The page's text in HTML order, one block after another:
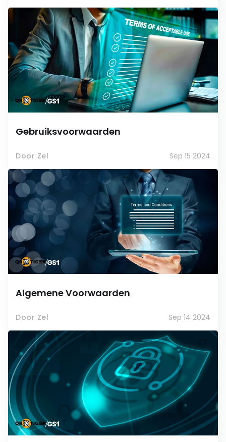
Gebruiksvoorwaarden
Door Zel Sep 15 2024
Algemene Voorwaarden
Door Zel Sep 14 2024